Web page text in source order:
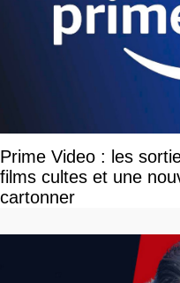
Prime Video : les
films cultes et une
cartonner